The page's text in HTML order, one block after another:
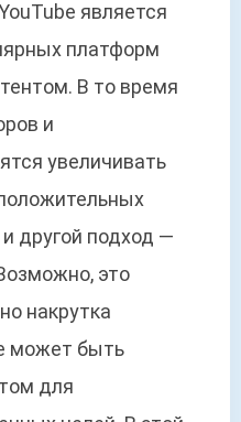
является
платформ
В то время
и
увеличивать
другой подход —
это
накрутка
может быть
для